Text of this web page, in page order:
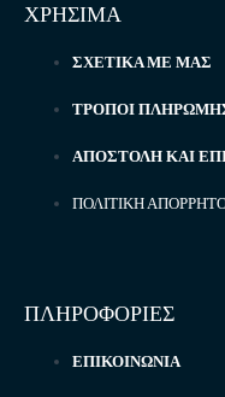
ΧΡΗΣΙΜΑ
ΣΧΕΤΙΚΆ ΜΕ ΜΑΣ
ΤΡΌΠΟΙ
ΑΠΟΣΤΟΛΉ ΚΑΙ
ΠΟΛΙΤΙΚΉ
ΠΛΗΡΟΦΟΡΙΕΣ
ΕΠΙΚΟΙΝΩΝΊΑ